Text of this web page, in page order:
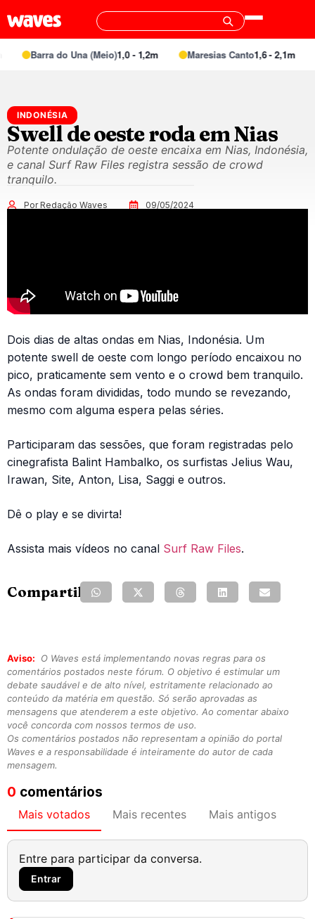
Barra do Una (Meio)1,0 - 1,2m Maresias Canto1,6 - 2,1m
INDONÉSIA
Swell de oeste roda em Nias
Potente ondulação de oeste encaixa em Nias, Indonésia,
e canal Surf Raw Files registra sessão de crowd
tranquilo.
Por Redação Waves 09/05/2024
Dois dias de altas ondas em Nias, Indonésia. Um
potente swell de oeste com longo período encaixou no
pico, praticamente sem vento e o crowd bem tranquilo.
As ondas foram divididas, todo mundo se revezando,
mesmo com alguma espera pelas séries.
Participaram das sessões, que foram registradas pelo
cinegrafista Balint Hambalko, os surfistas Jelius Wau,
Irawan, Site, Anton, Lisa, Saggi e outros.
Dê o play e se divirta!
Assista mais vídeos no canal Surf Raw Files.
Compartilhe:
Aviso:
O Waves está implementando novas regras para os
comentários postados neste fórum. O objetivo é estimular um
debate saudável e de alto nível, estritamente relacionado ao
conteúdo da matéria em questão. Só serão aprovadas as
mensagens que atenderem a este objetivo. Ao comentar abaixo
você concorda com nossos termos de uso.
Os comentários postados não representam a opinião do portal
Waves e a responsabilidade é inteiramente do autor de cada
mensagem.
0 comentários
Mais votados Mais recentes Mais antigos
Entre para participar da conversa.
Entrar